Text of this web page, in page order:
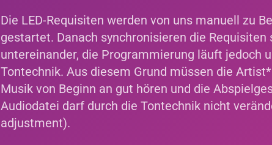
Die LED-Requisiten werden von uns manuell zu
gestartet. Danach synchronisieren die Requisiten
untereinander, die Programmierung läuft jedoch
Tontechnik. Aus diesem Grund müssen die
Musik von Beginn an gut hören und die
Audiodatei darf durch die Tontechnik nicht
adjustment).